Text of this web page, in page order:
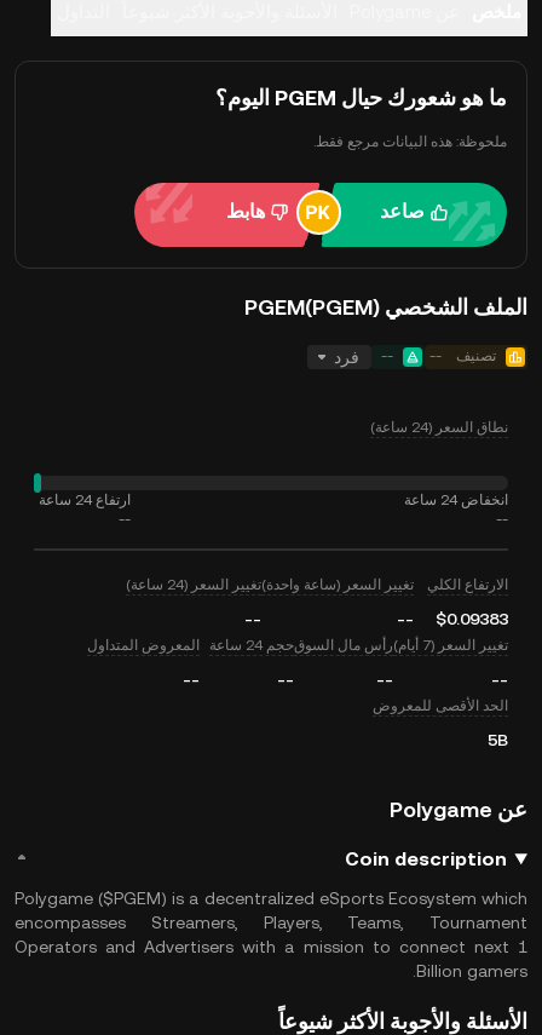
ما هو شعورك حيال PGEM اليوم؟
ملحوظة: هذه البيانات مرجع فقط.
صاعد هابط
الملف الشخصي PGEM(PGEM)
تصنيف --
-- فرد
نطاق السعر (24 ساعة)
انخفاض 24 ساعة
--
ارتفاع 24 ساعة
--
الارتفاع الكلي
$0.09383
تغيير السعر (ساعة واحدة)
--
تغيير السعر (24 ساعة)
--
تغيير السعر (7 أيام)
--
رأس مال السوق
--
حجم 24 ساعة
--
المعروض المتداول
--
الحد الأقصى للمعروض
5B
عن Polygame
Coin description
Polygame ($PGEM) is a decentralized eSports Ecosystem which
encompasses Streamers, Players, Teams, Tournament
Operators and Advertisers with a mission to connect next 1
Billion gamers.
الأسئلة والأجوبة الأكثر شيوعاً